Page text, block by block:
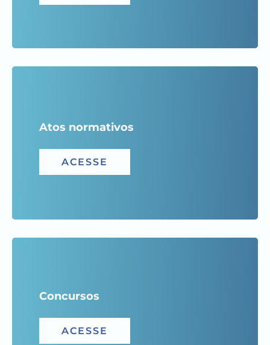
Atos normativos
ACESSE
Concursos
ACESSE